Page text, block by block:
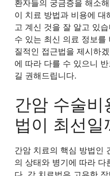
환자들의 궁금증을 해소
이 치료 방법과 비용에 대
고 계신 것을 잘 알고 있
수 있는 최신 의료 정보를
질적인 접근법을 제시하
에 따라 다를 수 있으니
길 권해드립니다.
간암 수술
법이 최선일
간암 치료의 핵심 방법인
의 상태와 병기에 따라 다